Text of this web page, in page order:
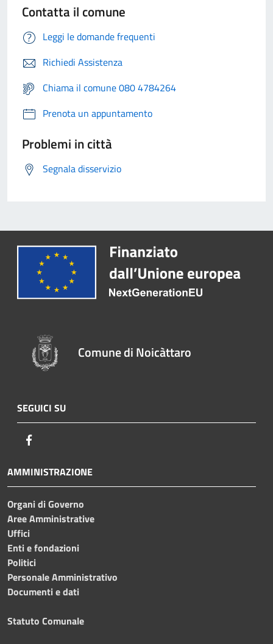
Contatta il comune
Leggi le domande frequenti
Richiedi Assistenza
Chiama il comune 080 4784264
Prenota un appuntamento
Problemi in città
Segnala disservizio
Comune di Noicàttaro
SEGUICI SU
AMMINISTRAZIONE
Organi di Governo
Aree Amministrative
Uffici
Enti e fondazioni
Politici
Personale Amministrativo
Documenti e dati
Statuto Comunale